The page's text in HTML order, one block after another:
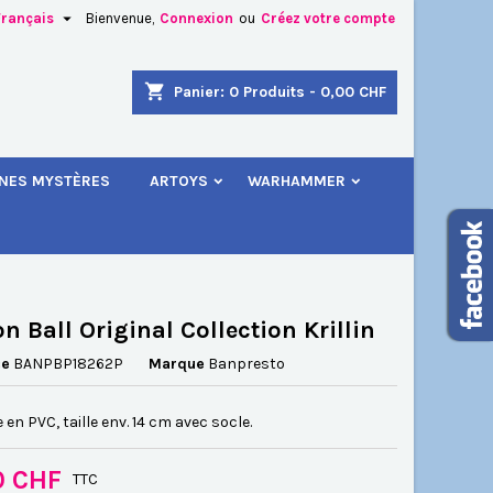
Bienvenue, Connexion ou Créez votre compte

shopping_cart Panier: 0 Produits - 0,00 CHF
MYSTÈRES ARTOYS WARHAMMER
Ball Original Collection Krillin
BANPBP18262P Marque Banpresto
PVC, taille env. 14 cm avec socle.
CHF TTC